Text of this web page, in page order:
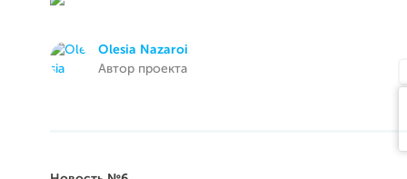
Olesia Nazaroi
Автор проекта